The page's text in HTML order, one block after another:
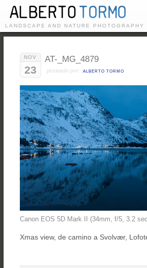
LANDSCAPE AND NATURE PHOTOGRAPHY
NOV
23
AT-_MG_4879
posteado por ALBERTO TORMO
Canon EOS 5D Mark II (34mm, f/5, 3.2
Xmas view, de camino a Svolvær,